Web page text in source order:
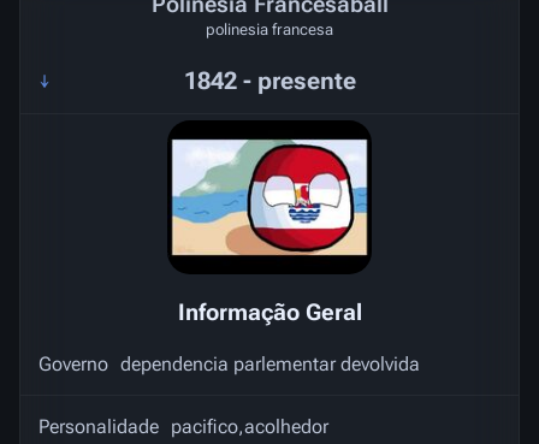
polinesia francesa
↓ 1842 - presente
Informação Geral
Governo dependencia parlementar devolvida
Personalidade pacifico,acolhedor